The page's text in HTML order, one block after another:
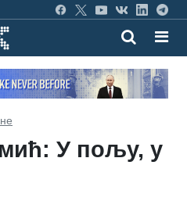
У пољу, у